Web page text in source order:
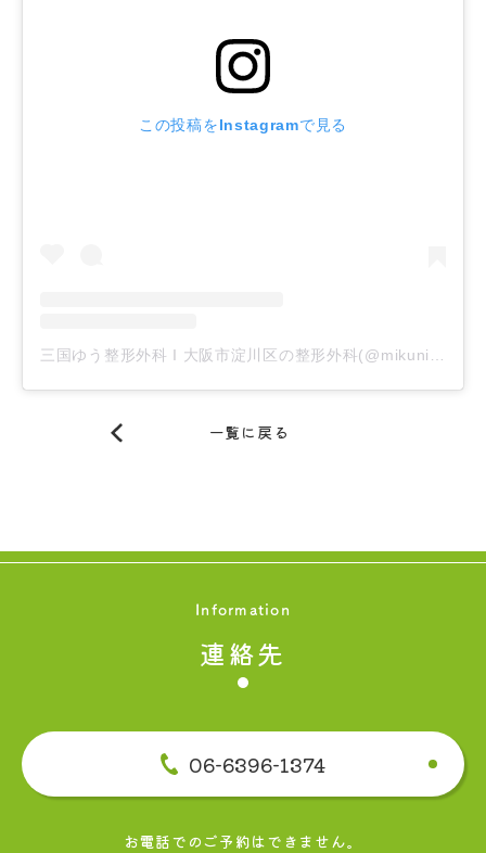
この投稿をInstagramで見る
三国ゆう整形外科 I 大阪市淀川区の整形外科(@mikuni_yu_seikeigeka)がシェアした投稿
一覧に戻る
Information
連絡先
06-6396-1374
お電話でのご予約はできません。